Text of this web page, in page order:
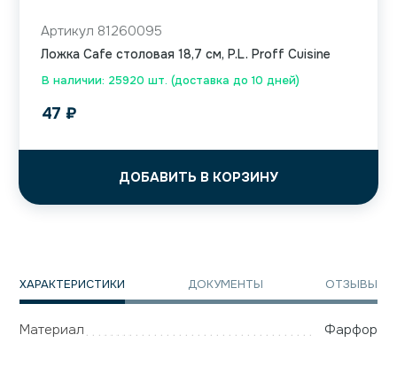
В наличии: 25920 шт. (доставка до 10 дней)
Артикул 81260095
Ложка Cafe столовая 18,7 см, P.L. Proff Cuisine
47 ₽
ДОБАВИТЬ В КОРЗИНУ
ХАРАКТЕРИСТИКИ ДОКУМЕНТЫ ОТЗЫВЫ
Материал Фарфор